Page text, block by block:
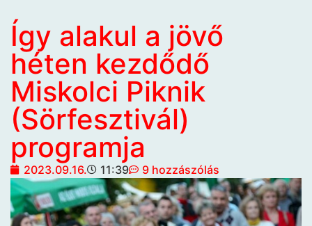
Így alakul a jövő
héten kezdődő
Miskolci Piknik
(Sörfesztivál)
programja
2023.09.16. 11:39 9 hozzászólás